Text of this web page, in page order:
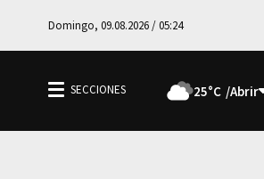
Domingo, 09.08.2026 / 05:24
25°C